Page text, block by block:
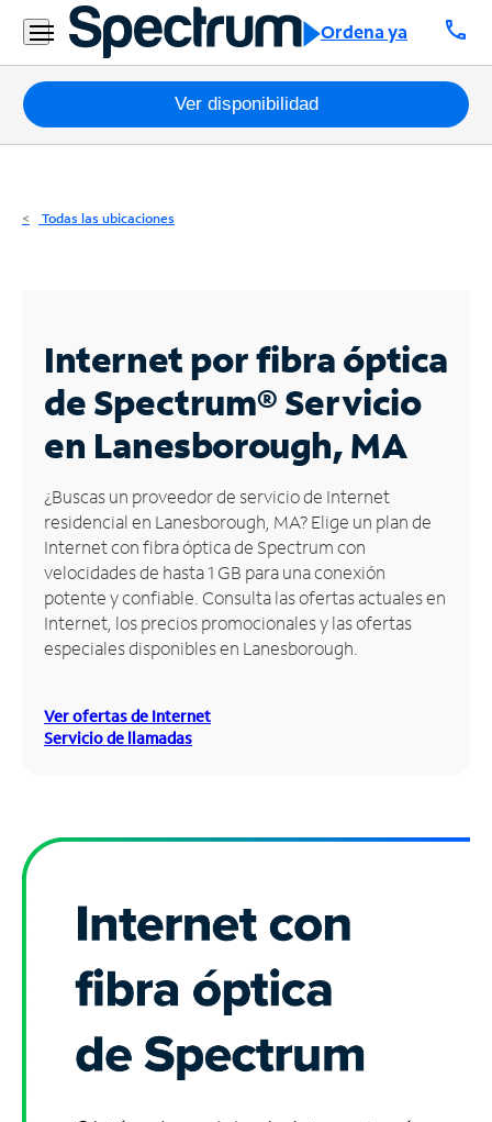
Ordena ya call
Residencial
Business
Paquetes
Internet
Business
Contáctanos
Inglés
Administrar
cuenta
Encuentra
una
tienda
Ver disponibilidad
Todas las ubicaciones
Internet por fibra óptica
de Spectrum®Servicio
en Lanesborough, MA
¿Buscas un proveedor de servicio de Internet
residencial en Lanesborough, MA? Elige un plan de
Internet con fibra óptica de Spectrum con
velocidades de hasta 1 GB para una conexión
potente y confiable. Consulta las ofertas actuales en
Internet, los precios promocionales y las ofertas
especiales disponibles en Lanesborough.
Ver ofertas de Internet
Servicio de llamadas